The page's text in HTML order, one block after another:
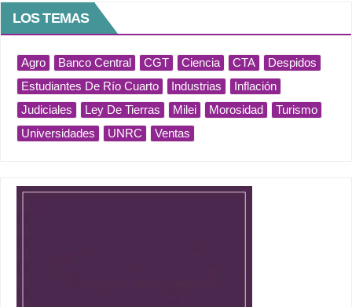
LOS TEMAS
Agro Banco Central CGT Ciencia CTA
Despidos
Estudiantes De Río Cuarto
Industrias
Inflación
Judiciales
Ley De Tierras Milei Morosidad
Turismo
Universidades
UNRC Ventas